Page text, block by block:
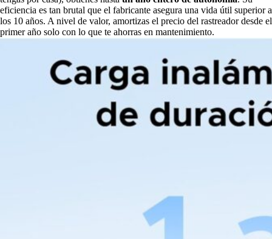
eficiencia es tan brutal que el fabricante asegura una vida útil superior a
los 10 años. A nivel de valor, amortizas el precio del rastreador desde el
primer año solo con lo que te ahorras en mantenimiento.